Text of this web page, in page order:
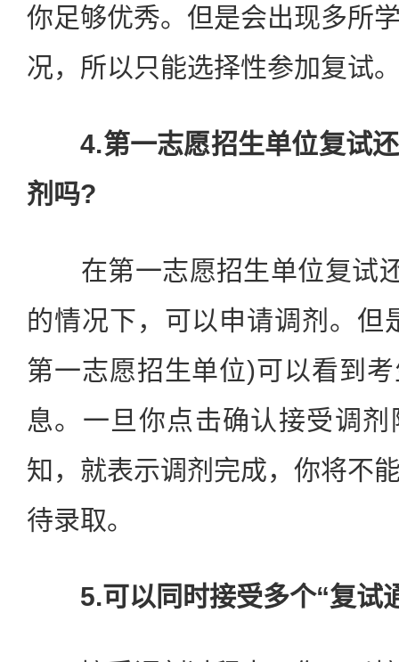
你足够优秀。但是会出现多所
况，所以只能选择性参加复试
4.第一志愿招生单位复试
剂吗?
在第一志愿招生单位复试
的情况下，可以申请调剂。但
第一志愿招生单位)可以看到
息。一旦你点击确认接受调
知，就表示调剂完成，你将不
待录取。
5.可以同时接受多个“复试